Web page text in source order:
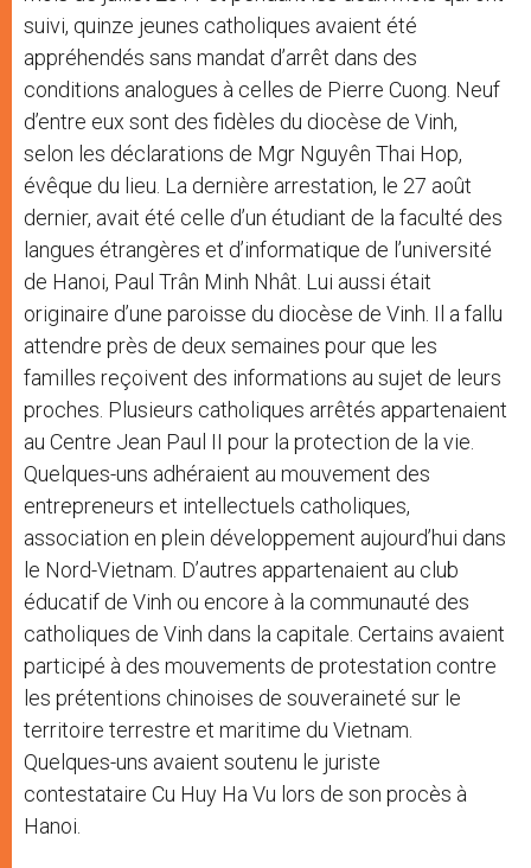
suivi, quinze jeunes catholiques avaient été
appréhendés sans mandat d’arrêt dans des
conditions analogues à celles de Pierre Cuong. Neuf
d’entre eux sont des fidèles du diocèse de Vinh,
selon les déclarations de Mgr Nguyên Thai Hop,
évêque du lieu. La dernière arrestation, le 27 août
dernier, avait été celle d’un étudiant de la faculté des
langues étrangères et d’informatique de l’université
de Hanoi, Paul Trân Minh Nhât. Lui aussi était
originaire d’une paroisse du diocèse de Vinh. Il a fallu
attendre près de deux semaines pour que les
familles reçoivent des informations au sujet de leurs
proches. Plusieurs catholiques arrêtés appartenaient
au Centre Jean Paul II pour la protection de la vie.
Quelques-uns adhéraient au mouvement des
entrepreneurs et intellectuels catholiques,
association en plein développement aujourd’hui dans
le Nord-Vietnam. D’autres appartenaient au club
éducatif de Vinh ou encore à la communauté des
catholiques de Vinh dans la capitale. Certains avaient
participé à des mouvements de protestation contre
les prétentions chinoises de souveraineté sur le
territoire terrestre et maritime du Vietnam.
Quelques-uns avaient soutenu le juriste
contestataire Cu Huy Ha Vu lors de son procès à
Hanoi.